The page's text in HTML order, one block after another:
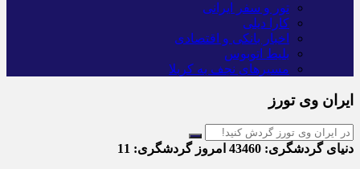
تور و سفر ایرانی
کارا دیلی
اخبار بانکی و اقتصادی
بلیط اتوبوس
مسیرهای نجف به کربلا
ایران وی تورز
دنیای گردشگری: امروز گردشگری: